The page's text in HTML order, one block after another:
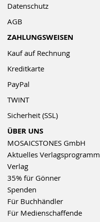
Datenschutz
AGB
ZAHLUNGSWEISEN
Kauf auf Rechnung
Kreditkarte
PayPal
TWINT
Sicherheit (SSL)
ÜBER UNS
MOSAICSTONES GmbH
Aktuelles Verlagsprogramm
Verlag
35% für Gönner
Spenden
Für Buchhändler
Für Medienschaffende